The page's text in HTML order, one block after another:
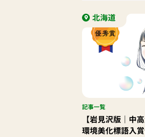
北海道
記事一覧
【岩見沢版｜中
環境美化標語入